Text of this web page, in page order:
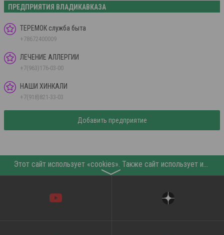
ПРЕДПРИЯТИЯ ВЛАДИКАВКАЗА
ТЕРЕМОК служба быта
+78672400009
ЛЕЧЕНИЕ АЛЛЕРГИИ
+7(963)176-03-00
НАШИ ХИНКАЛИ
+7(918)821-33-03
Добавить предприятие
Этот сайт использует «cookies». Также сайт использует интернет-сервис для сбора технических данных касательно посетителей с целью получения маркетинговой и статистической информации. Условия обработки данных посетителей сайта см.
〉